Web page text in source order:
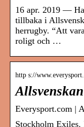
16 apr. 2019 —
tillbaka i
herrugby. “Att
roligt och …
http s://
Everysport.com |
Stockholm